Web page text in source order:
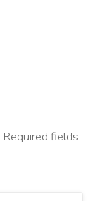
Required fields